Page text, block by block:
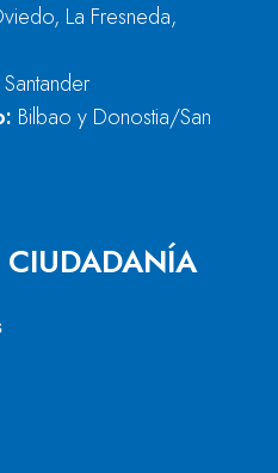
La Fresneda,
Santander
Bilbao y Donostia/San
CIUDADANÍA